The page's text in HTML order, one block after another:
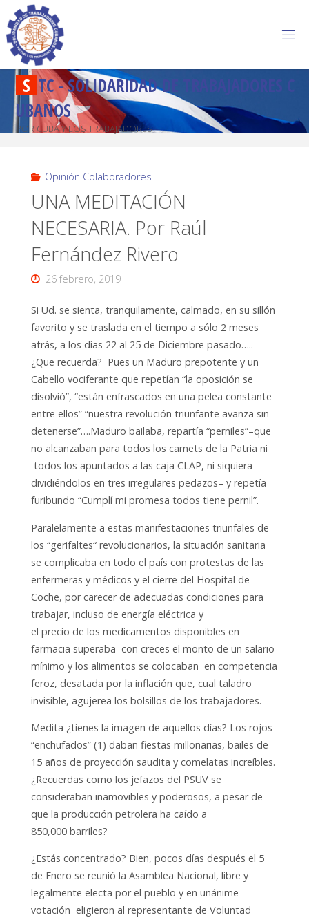
S TC-SOLIDARIDADD R A BAJADORES C
U BANOS
POR CUBA Y LOS TRABAJADORES
Opinión Colaboradores
UNA MEDITACIÓN
NECESARIA. Por Raúl
Fernández Rivero
26 febrero, 2019
Si Ud. se sienta, tranquilamente, calmado, en su sillón
favorito y se traslada en el tiempo a sólo 2 meses
atrás, a los días 22 al 25 de Diciembre pasado…..
¿Que recuerda? Pues un Maduro prepotente y un
Cabello vociferante que repetían “la oposición se
disolvió”, “están enfrascados en una pelea constante
entre ellos” “nuestra revolución triunfante avanza sin
detenerse”….Maduro bailaba, repartía “perniles”–que
no alcanzaban para todos los carnets de la Patria ni
todos los apuntados a las caja CLAP, ni siquiera
dividiéndolos en tres irregulares pedazos– y repetía
furibundo “Cumplí mi promesa todos tiene pernil”.
Paralelamente a estas manifestaciones triunfales de
los “gerifaltes“ revolucionarios, la situación sanitaria
se complicaba en todo el país con protestas de las
enfermeras y médicos y el cierre del Hospital de
Coche, por carecer de adecuadas condiciones para
trabajar, incluso de energía eléctrica y
el precio de los medicamentos disponibles en
farmacia superaba con creces el monto de un salario
mínimo y los alimentos se colocaban en competencia
feroz, desatada por la inflación que, cual taladro
invisible, agujerea los bolsillos de los trabajadores.
Medita ¿tienes la imagen de aquellos días? Los rojos
“enchufados” (1) daban fiestas millonarias, bailes de
15 años de proyección saudita y comelatas increíbles.
¿Recuerdas como los jefazos del PSUV se
consideraban inamovibles y poderosos, a pesar de
que la producción petrolera ha caído a
850,000 barriles?
¿Estás concentrado? Bien, pocos días después el 5
de Enero se reunió la Asamblea Nacional, libre y
legalmente electa por el pueblo y en unánime
votación eligieron al representante de Voluntad